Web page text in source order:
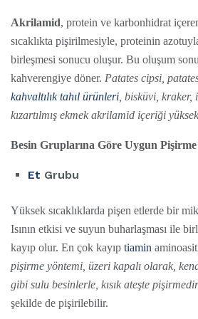
Akrilamid, protein ve karbonhidrat
sıcaklıkta pişirilmesiyle, proteinin
birleşmesi sonucu oluşur. Bu oluşum
kahverengiye döner. Patates cipsi,
kahvaltılık tahıl ürünleri, bisküvi, kraker,
kızartılmış ekmek akrilamid içeriği
Besin Gruplarına Göre Uygun
Et Grubu
Yüksek sıcaklıklarda pişen etlerde bir
Isının etkisi ve suyun buharlaşması ile
kayıp olur. En çok kayıp tiamin
pişirme yöntemi, üzeri kapalı olarak,
gibi sulu besinlerle, kısık ateşte
şekilde de pişirilebilir.